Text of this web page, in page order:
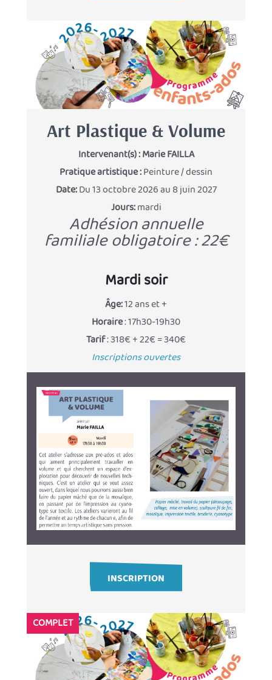
Art Plastique & Volume
Intervenant(s) :Marie FAILLA
Pratique artistique :Peinture / dessin
Date:Du 13 octobre 2026 au 8 juin 2027
Jours:mardi
Adhésion annuelle
familiale obligatoire : 22€
Mardi soir
Âge:12 ans et +
Horaire: 17h30-19h30
Tarif: 318€ + 22€ = 340€
Inscriptions ouvertes
INSCRIPTION
COMPLET